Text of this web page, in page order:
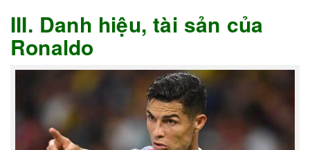
III. Danh hiệu, tài sản của
Ronaldo